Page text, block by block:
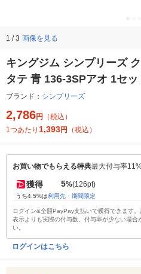
1 / 3 画像を見る
キングジム シンプリーズ
タテ 青 136-3SPアオ 1セッ
ブランド： シンプリーズ
2,786円
（税込）
1つあたり 1,393円 （税込）
お買い物でもらえる特典最大付与率
獲得 5%(126pt)
うち4.5%は利用先・期間限定
ログイン&全額PayPay支払いで獲得できます
表示よりも実際の付与数、付与率が少ない場合
い。
ログインはこちら